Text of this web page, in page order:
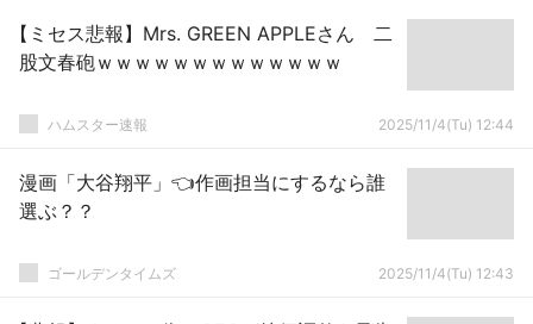
【ミセス悲報】Mrs. GREEN APPLEさん 二
股文春砲ｗｗｗｗｗｗｗｗｗｗｗｗｗ
ハムスター速報 2025/11/4(Tu) 12:44
漫画「大谷翔平」👈作画担当にするなら誰
選ぶ？？
ゴールデンタイムズ 2025/11/4(Tu) 12:43